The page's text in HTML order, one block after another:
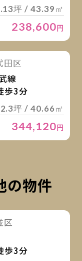
坪 / 43.39㎡
238,600 円
田区
線
歩3分
坪 / 40.66㎡
344,120円
の物件
区
歩3分